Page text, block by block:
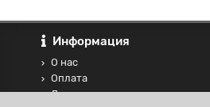
Информация
О нас
Оплата
Доставка